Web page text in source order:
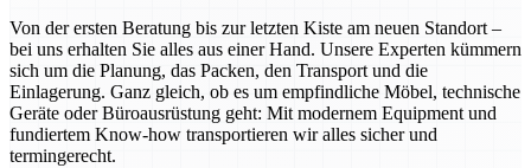
Von der ersten Beratung bis zur letzten Kiste am neuen Standort –
bei uns erhalten Sie alles aus einer Hand. Unsere Experten kümmern
sich um die Planung, das Packen, den Transport und die
Einlagerung. Ganz gleich, ob es um empfindliche Möbel, technische
Geräte oder Büroausrüstung geht: Mit modernem Equipment und
fundiertem Know-how transportieren wir alles sicher und
termingerecht.